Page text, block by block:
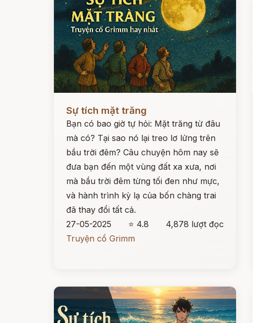
Sự tích mặt trăng
Bạn có bao giờ tự hỏi: Mặt trăng từ đâu
mà có? Tại sao nó lại treo lơ lửng trên
bầu trời đêm? Câu chuyện hôm nay sẽ
đưa bạn đến một vùng đất xa xưa, nơi
mà bầu trời đêm từng tối đen như mực,
và hành trình kỳ lạ của bốn chàng trai
đã thay đổi tất cả.
27-05-2025
⭐ 4.8
4,878 lượt đọc
Truyện cổ Grimm